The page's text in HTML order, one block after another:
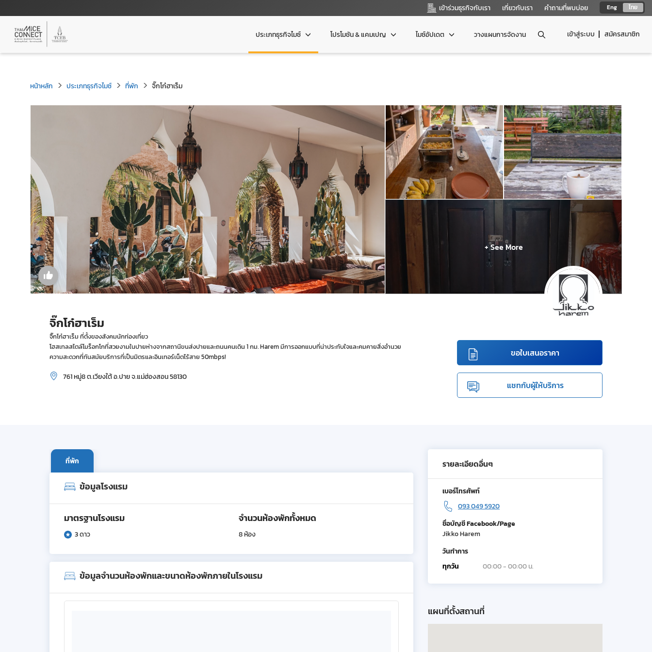
Eng ไทย
เข้าร่วมธุรกิจกับเรา เกี่ยวกับเรา คำถามที่พบบ่อย
เข้าสู่ระบบ สมัครสมาชิก
ประเภทธุรกิจไมซ์ โปรโมชัน & แคมเปญ ไมซ์อัปเดต วางแผนการจัดงาน
หน้าหลัก ประเภทธุรกิจไมซ์ ที่พัก จิ๊กโก๋ฮาเร็ม
+ See More
จิ๊กโก๋ฮาเร็ม
จิ๊กโก๋ฮาเร็ม ที่ตั้งของสังคมนักท่องเที่ยว
โฮสเทลสไตล์โมร็อกโกที่สวยงามในปายห่างจากสถานีขนส่งปายและถนนคนเดิน 1 กม. Harem มีการออกแบบที่น่าประทับใจและคมคายสิ่งอำนวย
ความสะดวกที่ทันสมัยบริการที่เป็นมิตรและอินเทอร์เน็ตไร้สาย 50mbps!
761 หมู่8 ต.เวียงใต้ อ.ปาย จ.แม่ฮ่องสอน 58130
ขอใบเสนอราคา
แชทกับผู้ให้บริการ
ที่พัก
ข้อมูลโรงแรม
มาตรฐานโรงแรม
3 ดาว
จำนวนห้องพักทั้งหมด
8 ห้อง
ข้อมูลจำนวนห้องพักและขนาดห้องพักภายในโรงแรม
รายละเอียดอื่นๆ
เบอร์โทรศัพท์
093 049 5920
ชื่อบัญชี Facebook/Page
Jikko Harem
วันทำการ
ทุกวัน
00:00 - 00:00 น.
แผนที่ตั้งสถานที่